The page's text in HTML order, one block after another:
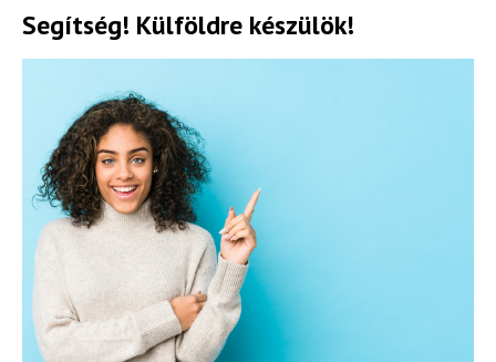
Segítség! Külföldre készülök!